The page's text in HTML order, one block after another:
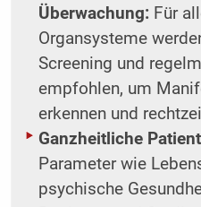
Überwachung: Für
Organsysteme
Screening und
empfohlen, um
erkennen und
Ganzheitliche
Parameter wie
psychische